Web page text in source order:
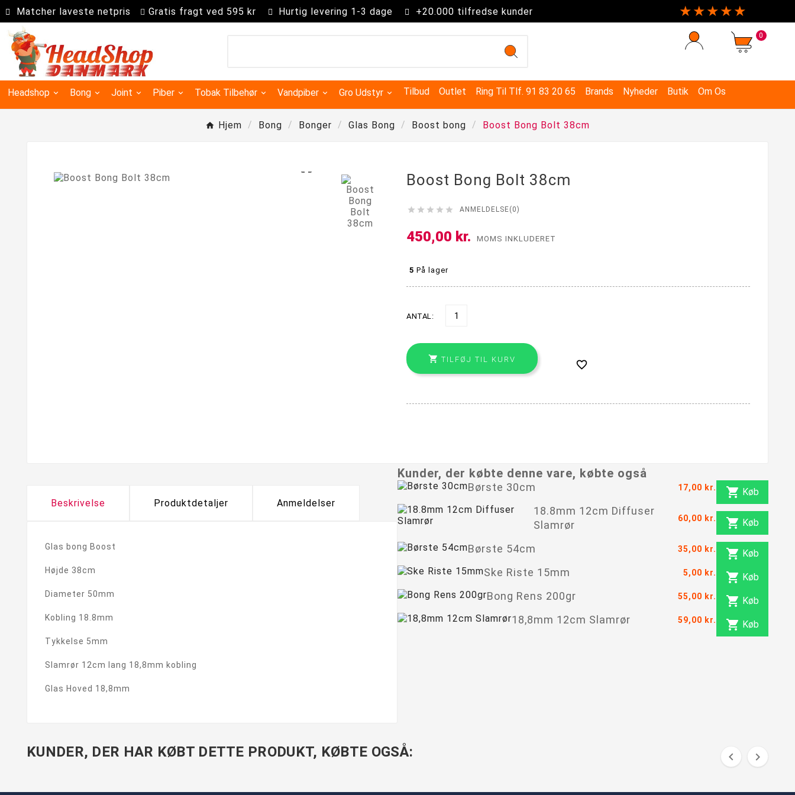
Matcher laveste netpris Gratis fragt ved 595 kr Hurtig levering 1-3 dage +20.000 tilfredse kunder ★★★★★
0
Headshop Bong Joint Piber Tobak Tilbehør Vandpiber Gro Udstyr Tilbud Outlet Ring Til Tlf. 91 83 20 65 Brands Nyheder Butik Om Os
Hjem Bong Bonger Glas Bong Boost bong Boost Bong Bolt 38cm
Boost Bong Bolt 38cm
     ANMELDELSE(0)
450,00 kr. MOMS INKLUDERET
5 På lager
ANTAL:
 TILFØJ TIL KURV 
Beskrivelse Produktdetaljer Anmeldelser
Glas bong Boost
Højde 38cm
Diameter 50mm
Kobling 18.8mm
Tykkelse 5mm
Slamrør 12cm lang 18,8mm kobling
Glas Hoved 18,8mm
Kunder, der købte denne vare, købte også
Børste 30cm 17,00 kr.  Køb
18.8mm 12cm Diffuser
Slamrør
60,00 kr.  Køb
Børste 54cm 35,00 kr.  Køb
Ske Riste 15mm 5,00 kr.  Køb
Bong Rens 200gr 55,00 kr.  Køb
18,8mm 12cm Slamrør 59,00 kr.  Køb
KUNDER, DER HAR KØBT DETTE PRODUKT, KØBTE OGSÅ:  